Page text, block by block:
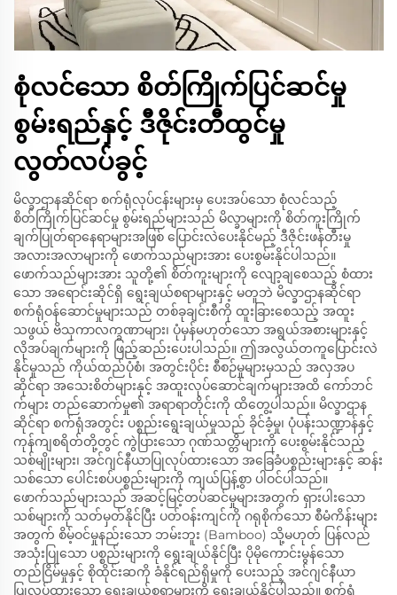
စုံလင်သော စိတ်ကြိုက်ပြင်ဆင်မှု
စွမ်းရည်နှင့် ဒီဇိုင်းတီထွင်မှု
လွတ်လပ်ခွင့်
မိလ္ခာဌာနဆိုင်ရာ စက်ရုံလုပ်ငန်းများမှ ပေးအပ်သော စုံလင်သည့်
စိတ်ကြိုက်ပြင်ဆင်မှု စွမ်းရည်များသည် မိလ္ခာများကို စိတ်ကူးကြိုက်
ချက်ပြုတ်ရာနေရာများအဖြစ် ပြောင်းလဲပေးနိုင်မည့် ဒီဇိုင်းဖန်တီးမှု
အလားအလာများကို ဖောက်သည်များအား ပေးစွမ်းနိုင်ပါသည်။
ဖောက်သည်များအား သူတို့၏ စိတ်ကူးများကို လျော့ချစေသည့် စံထား
သော အရောင်းဆိုင်ရှိ ရွေးချယ်စရာများနှင့် မတူဘဲ မိလ္ခာဌာနဆိုင်ရာ
စက်ရုံဝန်ဆောင်မှုများသည် တစ်ခုချင်းစီကို ထူးခြားစေသည့် အထူး
သဖွယ် ဗိသုကာလက္ခဏာများ၊ ပုံမှန်မဟုတ်သော အရွယ်အစားများနှင့်
လိုအပ်ချက်များကို ဖြည့်ဆည်းပေးပါသည်။ ဤအလွယ်တကူပြောင်းလဲ
နိုင်မှုသည် ကိုယ်ထည်ပုံစံ၊ အတွင်းပိုင်း စီစဉ်မှုများမှသည် အလှအပ
ဆိုင်ရာ အသေးစိတ်များနှင့် အထူးလုပ်ဆောင်ချက်များအထိ ကော်ဘင်
က်များ တည်ဆောက်မှု၏ အရာရာတိုင်းကို ထိတွေ့ပါသည်။ မိလ္ခာဌာန
ဆိုင်ရာ စက်ရုံအတွင်း ပစ္စည်းရွေးချယ်မှုသည် ခိုင်ခံ့မှု၊ ပုံပန်းသဏ္ဍာန်နှင့်
ကုန်ကျစရိတ်တို့တွင် ကွဲပြားသော ဂုဏ်သတ္တိများကို ပေးစွမ်းနိုင်သည့်
သစ်မျိုးများ၊ အင်ဂျင်နီယာပြုလုပ်ထားသော အခြေခံပစ္စည်းများနှင့် ဆန်း
သစ်သော ပေါင်းစပ်ပစ္စည်းများကို ကျယ်ပြန့်စွာ ပါဝင်ပါသည်။
ဖောက်သည်များသည် အဆင့်မြင့်တပ်ဆင်မှုများအတွက် ရှားပါးသော
သစ်များကို သတ်မှတ်နိုင်ပြီး ပတ်ဝန်းကျင်ကို ဂရုစိုက်သော စီမံကိန်းများ
အတွက် စိမ့်ဝင်မှုနည်းသော ဘမ်းဘူး (Bamboo) သို့မဟုတ် ပြန်လည်
အသုံးပြုသော ပစ္စည်းများကို ရွေးချယ်နိုင်ပြီး ပိုမိုကောင်းမွန်သော
တည်ငြိမ်မှုနှင့် စိုထိုင်းဆကို ခံနိုင်ရည်ရှိမှုကို ပေးသည့် အင်ဂျင်နီယာ
ပြုလုပ်ထားသော ရွေးချယ်စရာများကို ရွေးချယ်နိုင်ပါသည်။ စက်ရုံ